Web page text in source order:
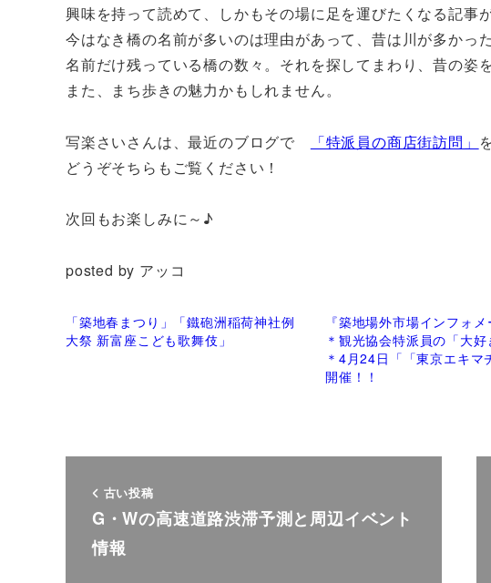
興味を持って読めて、しかもその場に足を運びたくなる記事が
今はなき橋の名前が多いのは理由があって、昔は川が多かっ
名前だけ残っている橋の数々。それを探してまわり、昔の姿
また、まち歩きの魅力かもしれません。
写楽さいさんは、最近のブログで 「特派員の商店街訪問」
どうぞそちらもご覧ください！
次回もお楽しみに～♪
posted by アッコ
「築地春まつり」「鐵砲洲稲荷神社例
大祭 新富座こども歌舞伎」
『築地場外市場インフォメ
＊観光協会特派員の「大好
＊4月24日「「東京エキマ
開催！！
古い投稿
G・Wの高速道路渋滞予測と周辺イベント
情報